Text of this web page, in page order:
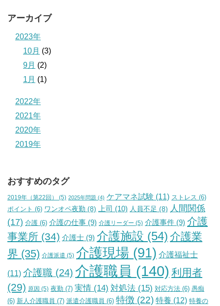
アーカイブ
2023年
10月 (3)
9月 (2)
1月 (1)
2022年
2021年
2020年
2019年
おすすめのタグ
2019年（第22回） (5) 2025年問題 (4) ケアマネ試験 (11) ストレス (6)
ポイント (6) ワンオペ夜勤 (8) 上司 (10) 人員不足 (8) 人間関係
(17) 介護 (6) 介護の仕事 (9) 介護リーダー (5) 介護事件 (9) 介護
事業所 (34) 介護士 (9) 介護施設 (54) 介護業
界 (35) 介護派遣 (5) 介護現場 (91) 介護福祉士
(11) 介護職 (24) 介護職員 (140) 利用者
(29) 原因 (5) 夜勤 (7) 実情 (14) 対処法 (15) 対応方法 (6) 愚痴
(6) 新人介護職員 (7) 派遣介護職員 (6) 特徴 (22) 特養 (12) 特養の